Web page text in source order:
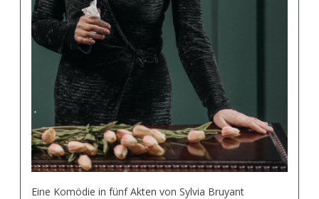
Eine Komödie in fünf Akten von Sylvia Bruyant